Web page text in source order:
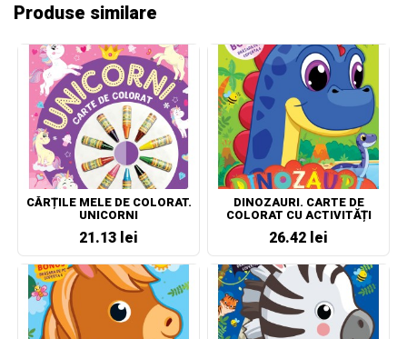
Produse similare
CĂRȚILE MELE DE COLORAT.
UNICORNI
21.13 lei
DINOZAURI. CARTE DE
COLORAT CU ACTIVITĂȚI
26.42 lei